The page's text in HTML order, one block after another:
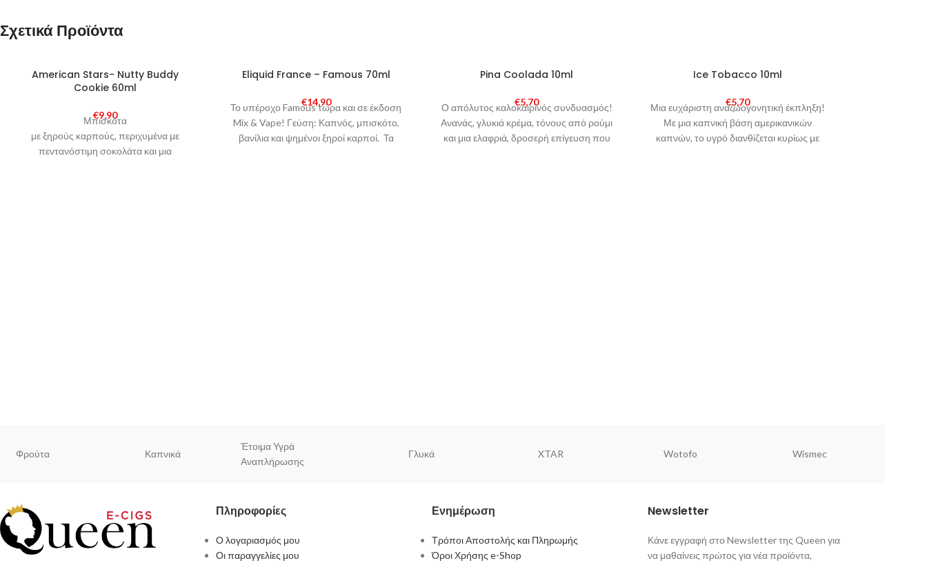
Σχετικά Προϊόντα
SOLDAmerican Stars- Nutty Buddy
Cookie 60ml
€9,90
Μπισκότα
με ξηρούς καρπούς, περιχυμένα με
πεντανόστιμη σοκολάτα και μια
Eliquid France – Famous 70ml
€14,90
Το υπέροχο Famous τώρα και σε έκδοση
Mix & Vape! Γεύση: Καπνός, μπισκότο,
βανίλια και ψημένοι ξηροί καρποί. Τα
Pina Coolada 10ml
€5,70
Ο απόλυτος καλοκαιρινός συνδυασμός!
Ανανάς, γλυκιά κρέμα, τόνους από ρούμι
και μια ελαφριά, δροσερή επίγευση που
Ice Tobacco 10ml
€5,70
Μια ευχάριστη αναζωογονητική έκπληξη!
Με μια καπνική βάση αμερικανικών
καπνών, το υγρό διανθίζεται κυρίως με
Φρούτα Καπνικά
Έτοιμα Υγρά
Αναπλήρωσης
Γλυκά XTAR Wotofo Wismec
Πληροφορίες
Ο λογαριασμός μου
Οι παραγγελίες μου
Ενημέρωση
Τρόποι Αποστολής και Πληρωμής
Όροι Χρήσης e-Shop
Newsletter
Κάνε εγγραφή στο Newsletter της Queen για
να μαθαίνεις πρώτος για νέα προϊόντα,